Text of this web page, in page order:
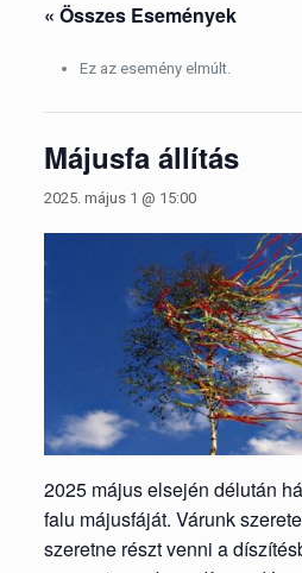
« Összes Események
Ez az esemény elmúlt.
Májusfa állítás
2025. május 1 @ 15:00
2025 május elsején délután
falu májusfáját. Várunk
szeretne részt venni a